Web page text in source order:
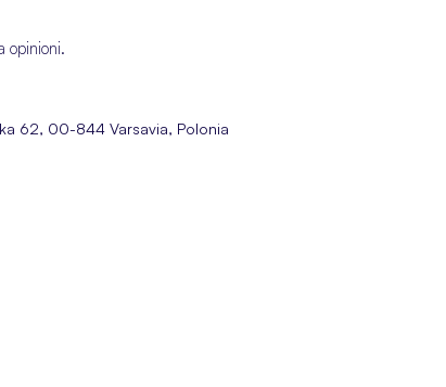
opinioni.
62, 00-844 Varsavia, Polonia